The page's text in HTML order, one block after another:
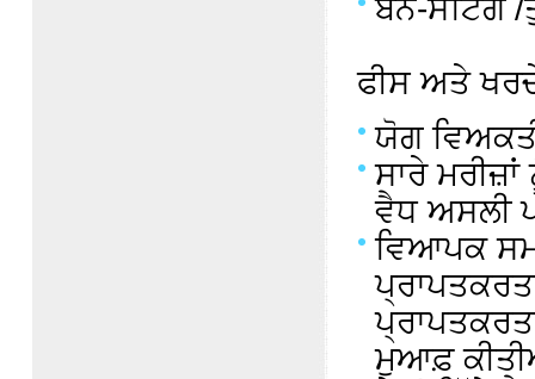
ਬੋਨ-ਸੈਟਿੰਗ /
ਫੀਸ ਅਤੇ
ਯੋਗ
ਸਾਰੇ
ਵੈਧ ਅਸਲੀ
ਵਿਆਪਕ
ਮੁਆਫ਼